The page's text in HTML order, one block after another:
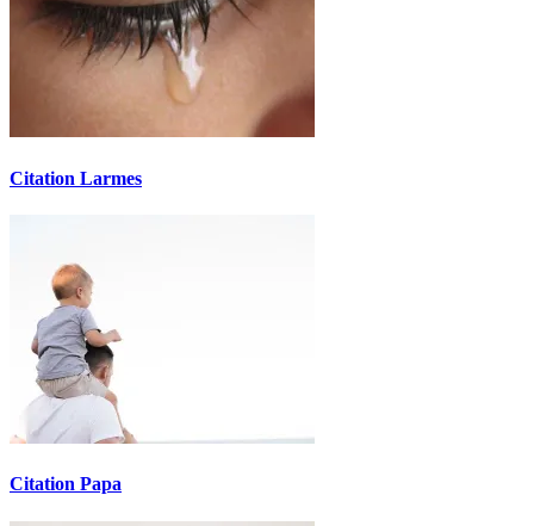
Citation Larmes
Citation Papa